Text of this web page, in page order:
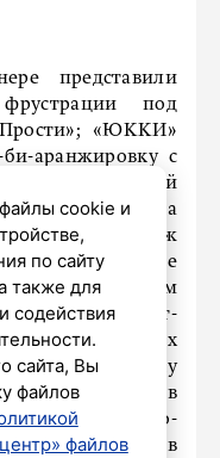
представили
под
«ЮККИ»
аранжировку с
жилищный
в сингле «На
в духе пост-гранж
в песне
под влиянием
арт-
Вера Горячих
человеку
поддержки в
техно-
«Матвеев
cookie и
по сайту
также для
содействия
сайта, Вы
файлов
файлов